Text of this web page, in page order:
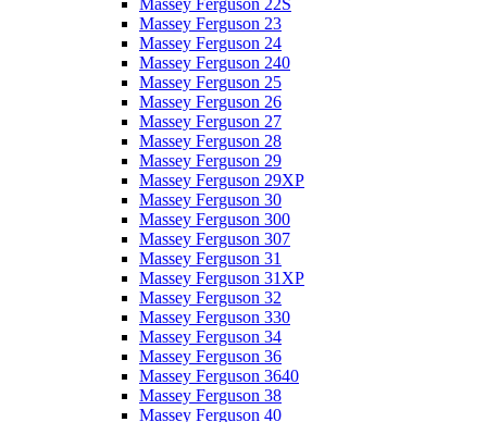
Massey Ferguson 22S
Massey Ferguson 23
Massey Ferguson 24
Massey Ferguson 240
Massey Ferguson 25
Massey Ferguson 26
Massey Ferguson 27
Massey Ferguson 28
Massey Ferguson 29
Massey Ferguson 29XP
Massey Ferguson 30
Massey Ferguson 300
Massey Ferguson 307
Massey Ferguson 31
Massey Ferguson 31XP
Massey Ferguson 32
Massey Ferguson 330
Massey Ferguson 34
Massey Ferguson 36
Massey Ferguson 3640
Massey Ferguson 38
Massey Ferguson 40